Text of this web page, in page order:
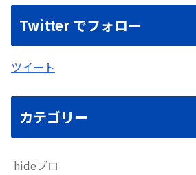
Twitter でフォロー
ツイート
カテゴリー
hideブロ